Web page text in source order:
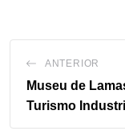
ANTERIOR
Museu de
Turismo